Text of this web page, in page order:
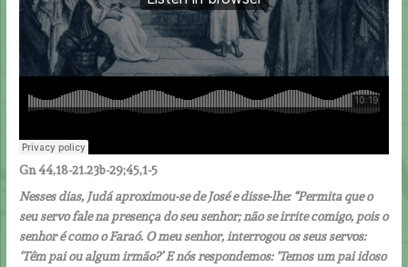
Gn 44,18-21.23b-29;45,1-5
Nesses dias, Judá aproximou-se de José e disse-lhe: “Permita que o
seu servo fale na presença do seu senhor; não se irrite comigo, pois o
senhor é como o Faraó. O meu senhor, interrogou os seus servos:
‘Têm pai ou algum irmão?’ E nós respondemos: ‘Temos um pai idoso